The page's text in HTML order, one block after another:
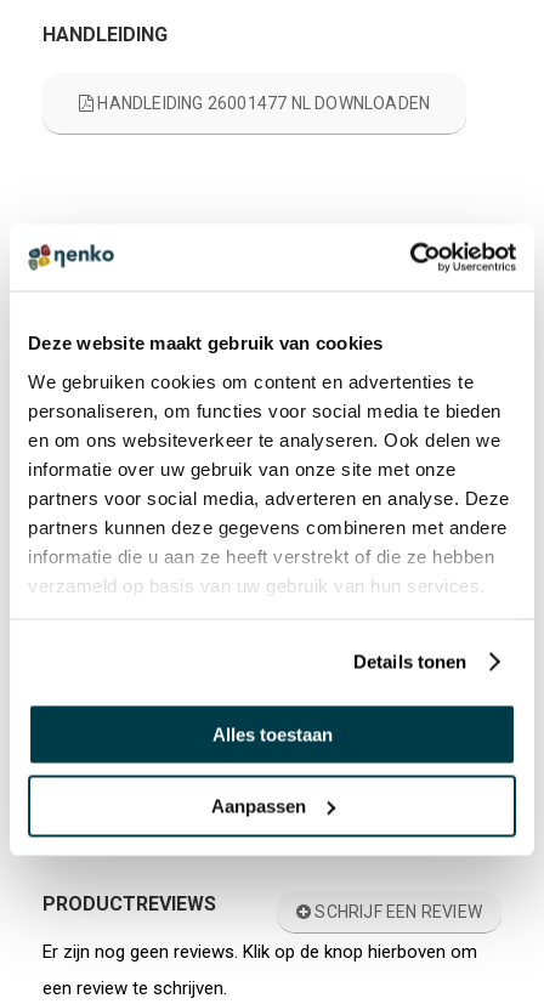
Deze website maakt gebruik van cookies
We gebruiken cookies om content en advertenties te
personaliseren, om functies voor social media te bieden
en om ons websiteverkeer te analyseren. Ook delen we
informatie over uw gebruik van onze site met onze
partners voor social media, adverteren en analyse. Deze
partners kunnen deze gegevens combineren met andere
informatie die u aan ze heeft verstrekt of die ze hebben
verzameld op basis van uw gebruik van hun services.
Details tonen
Alles toestaan
Aanpassen
HANDLEIDING
HANDLEIDING 26001477 NL DOWNLOADEN
CERTIFICAAT
FAQ'S LICHTGEVENDE GEL VLOERTEGEL - ORANJE
Is de tegel geschikt voor mensen met een
(meervoudige) beperking?
Is de tegel veilig in gebruik?
Kan ik de vloertegel ook met schoenen
Hoe maak ik de tegel schoon?
Is de vloeistof in de tegel giftig?
PRODUCTREVIEWS SCHRIJF EEN REVIEW
Er zijn nog geen reviews. Klik op de knop hierboven om
een review te schrijven.